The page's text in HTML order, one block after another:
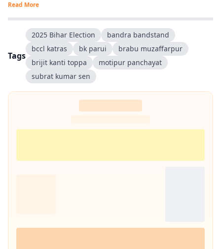
Read More
Tags
2025 Bihar Election
bandra bandstand
bccl katras
bk parui
brabu muzaffarpur
brijit kanti toppa
motipur panchayat
subrat kumar sen